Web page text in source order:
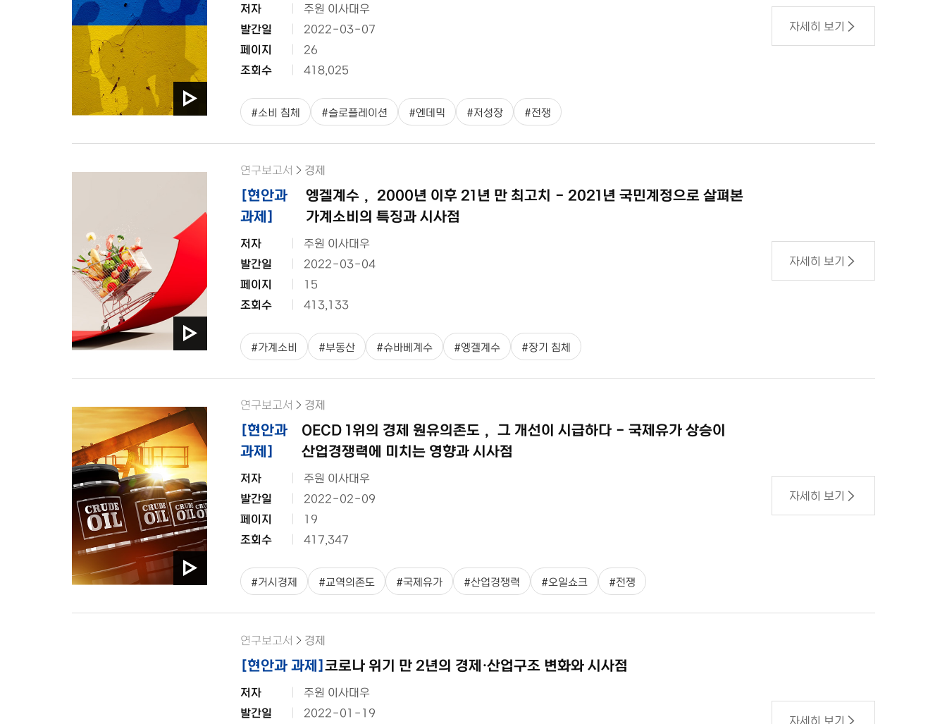
저자
주원 이사대우
발간일
2022-03-07
페이지
26
조회수
418,025
#소비 침체 #슬로플레이션 #엔데믹 #저성장 #전쟁
자세히 보기
연구보고서 경제
[현안과
과제]
엥겔계수， 2000년 이후 21년 만 최고치 - 2021년 국민계정으로 살펴본
가계소비의 특징과 시사점
저자
주원 이사대우
발간일
2022-03-04
페이지
15
조회수
413,133
#가계소비 #부동산 #슈바베계수 #엥겔계수 #장기 침체
자세히 보기
연구보고서 경제
[현안과
과제]
OECD 1위의 경제 원유의존도， 그 개선이 시급하다 - 국제유가 상승이
산업경쟁력에 미치는 영향과 시사점
저자
주원 이사대우
발간일
2022-02-09
페이지
19
조회수
417,347
#거시경제 #교역의존도 #국제유가 #산업경쟁력 #오일쇼크 #전쟁
자세히 보기
연구보고서 경제
[현안과 과제]코로나 위기 만 2년의 경제·산업구조 변화와 시사점
저자
주원 이사대우
발간일
2022-01-19
자세히 보기